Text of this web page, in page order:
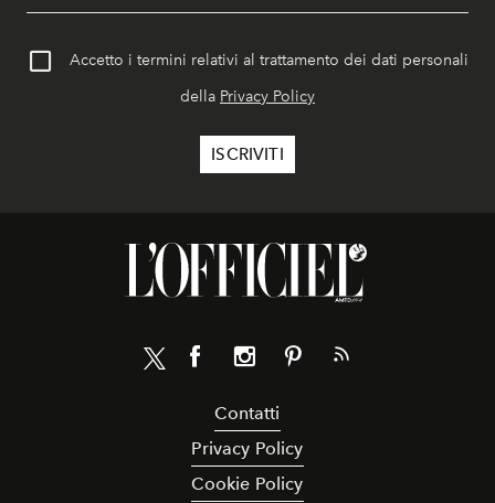
Accetto i termini relativi al trattamento dei dati personali
della Privacy Policy
Contatti
Privacy Policy
Cookie Policy